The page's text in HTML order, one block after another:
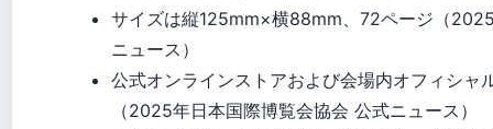
サイズは縦125mm×横88mm、72ページ（
ニュース）
公式オンラインストアおよび会場内オフィシャ
（2025年日本国際博覧会協会 公式ニュース）